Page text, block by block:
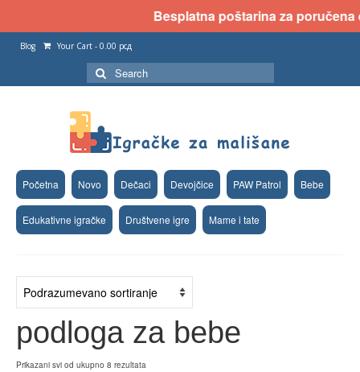
Besplatna poštarina za poručena
Blog Your Cart - 0.00 рсд
Search
for:
Početna Novo Dečaci Devojčice PAW Patrol Bebe
Edukativne igračke Društvene igre Mame i tate
podloga za bebe
Prikazani svi od ukupno 8 rezultata